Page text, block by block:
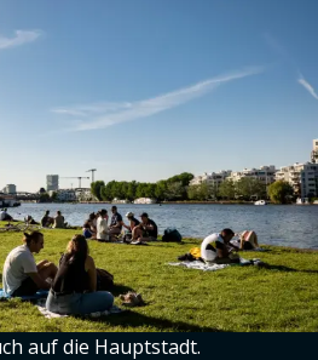
auf die Hauptstadt.